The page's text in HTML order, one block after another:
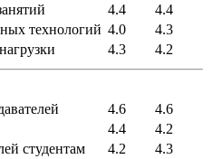
4.4
4.4
технологий 4.0
4.3
4.3 4.2
4.6
4.6
4.4
4.2
студентам
4.2
4.3